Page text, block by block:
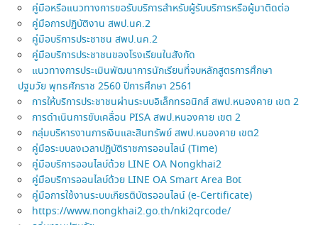
คู่มือหรือแนวทางการขอรับบริการสำหรับผู้รับบริการหรือผู้มาติดต่อ
คู่มือการปฏิบัติงาน สพป.นค.2
คู่มือบริการประชาชน สพป.นค.2
คู่มือบริการประชาชนของโรงเรียนในสังกัด
แนวทางการประเมินพัฒนาการนักเรียนที่จบหลักสูตรการศึกษา
ปฐมวัย พุทธศักราช 2560 ปีการศึกษา 2561
การให้บริการประชาชนผ่านระบบอิเล็กทรอนิกส์ สพป.หนองคาย เขต 2
การดำเนินการขับเคลื่อน PISA สพป.หนองคาย เขต 2
กลุ่มบริหารงานการเงินและสินทรัพย์ สพป.หนองคาย เขต2
คู่มือระบบลงเวลาปฏิบัติราชการออนไลน์ (Time)
คู่มือบริการออนไลบ์ด้วย LINE OA Nongkhai2
คู่มือบริการออนไลบ์ด้วย LINE OA Smart Area Bot
คู่มือการใช้งานระบบเกียรติบัตรออนไลน์ (e-Certificate)
https://www.nongkhai2.go.th/nki2qrcode/